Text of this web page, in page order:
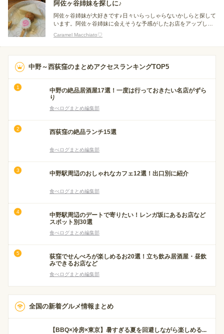
阿佐ヶ谷姉妹を探しに♪
阿佐ヶ谷姉妹が大好きです♪日々いらっしゃらないかしらと探して
います。阿佐ヶ谷姉妹に会えそうな予感がしたお店をアップして
Caramel Macchiato♡
中野～西荻窪のまとめアクセスランキングTOP5
中野の絶品居酒屋17選！一度は行っておきたい名店がずら
り
食べログまとめ編集部
西荻窪の絶品ランチ15選
食べログまとめ編集部
中野駅周辺のおしゃれなカフェ12選！出口別に紹介
食べログまとめ編集部
中野駅周辺のデートで寄りたい！レンガ坂にあるお店など
スポット別30選
食べログまとめ編集部
荻窪でせんべろが楽しめるお20選！立ち飲み居酒屋・昼飲
みできるお店など
食べログまとめ編集部
全国の新着グルメ情報まとめ
【BBQ×冷房×東京】暑すぎる夏を回避しながら楽しめる...